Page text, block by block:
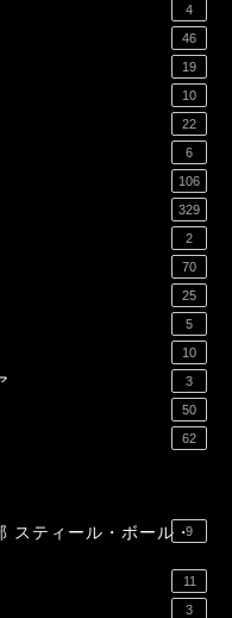
4
46
19
10
22
6
106
329
2
70
25
5
10
3
50
62
スティール・ボール・
9
11
3